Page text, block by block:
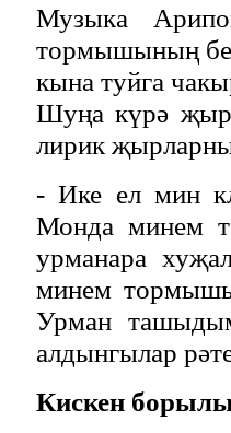
Музыка
тормышының
кына туйга
Шуңа күрә
лирик
- Ике ел мин
Монда минем
урманара
минем
Урман
алдынгылар
Кискен